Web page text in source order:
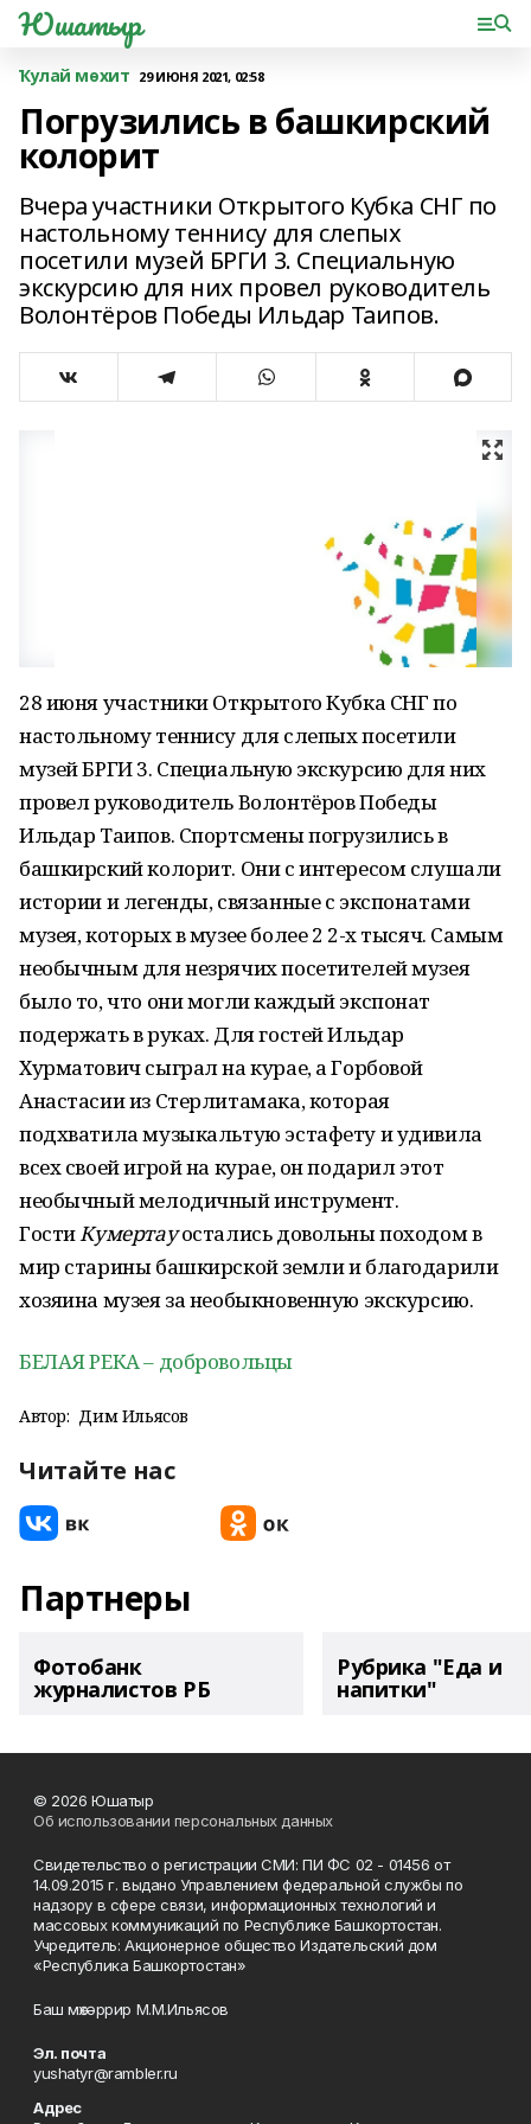
Юшатыр
Ҡулай мөхит 29 ИЮНЯ 2021, 02:58
Погрузились в башкирский
колорит
Вчера участники Открытого Кубка СНГ по
настольному теннису для слепых
посетили музей БРГИ 3. Специальную
экскурсию для них провел руководитель
Волонтёров Победы Ильдар Таипов.
28 июня участники Открытого Кубка СНГ по
настольному теннису для слепых посетили
музей БРГИ 3. Специальную экскурсию для них
провел руководитель Волонтёров Победы
Ильдар Таипов. Спортсмены погрузились в
башкирский колорит. Они с интересом слушали
истории и легенды, связанные с экспонатами
музея, которых в музее более 2 2-х тысяч. Самым
необычным для незрячих посетителей музея
было то, что они могли каждый экспонат
подержать в руках. Для гостей Ильдар
Хурматович сыграл на курае, а Горбовой
Анастасии из Стерлитамака, которая
подхватила музыкальтую эстафету и удивила
всех своей игрой на курае, он подарил этот
необычный мелодичный инструмент.
ГостиКумертауостались довольны походом в
мир старины башкирской земли и благодарили
хозяина музея за необыкновенную экскурсию.
БЕЛАЯ РЕКА – добровольцы
Автор: Дим Ильясов
Читайте нас
Партнеры
Фотобанк
журналистов РБ
Рубрика "Еда и
напитки"
© 2026 Юшатыр
Об использовании персональных данных
Свидетельство о регистрации СМИ: ПИ ФС 02 - 01456 от
14.09.2015 г. выдано Управлением федеральной службы по
надзору в сфере связи, информационных технологий и
массовых коммуникаций по Республике Башкортостан.
Учредитель: Акционерное общество Издательский дом
«Республика Башкортостан»
Баш мөхәррир М.М.Ильясов
Эл. почта
yushatyr@rambler.ru
Адрес